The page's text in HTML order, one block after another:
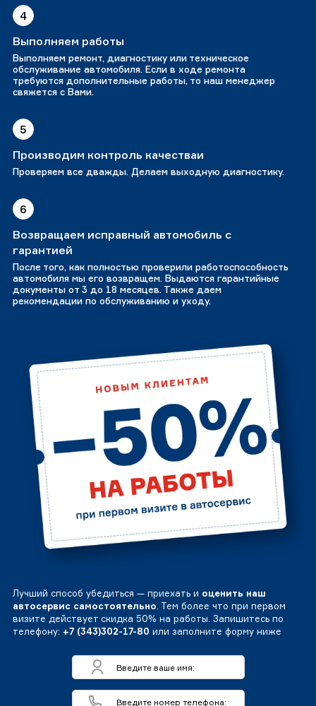
4
Выполняем работы
Выполняем ремонт, диагностику или техническое
обслуживание автомобиля. Если в ходе ремонта
требуются дополнительные работы, то наш менеджер
свяжется с Вами.
5
Производим контроль качестваи
Проверяем все дважды. Делаем выходную диагностику.
6
Возвращаем исправный автомобиль с
гарантией
После того, как полностью проверили работоспособность
автомобиля мы его возвращем. Выдаются гарантийные
документы от 3 до 18 месяцев. Также даем
рекомендации по обслуживанию и уходу.
Лучший способ убедиться — приехать и оценить наш
автосервис самостоятельно. Тем более что при первом
визите действует скидка 50% на работы. Запишитесь по
телефону: +7 (343)302-17-80 или заполните форму ниже